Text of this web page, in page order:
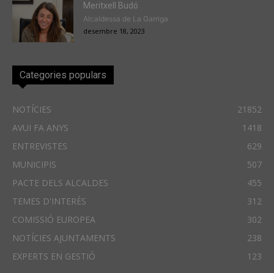
Meritxell Budó
Alcaldessa de La Garriga
desembre 18, 2023
Categories populars
NOTÍCIES
21852
AVUI FA ANYS
1418
ENTREVISTES
629
MUNICIPIS
507
PACTE DELS ALCALDES
455
TEMES D'INTERÈS
312
COMISSIÓ EUROPEA
302
NOTÍCIES AJUNTAMENTS
238
EXPERTS EN GESTIÓ
123